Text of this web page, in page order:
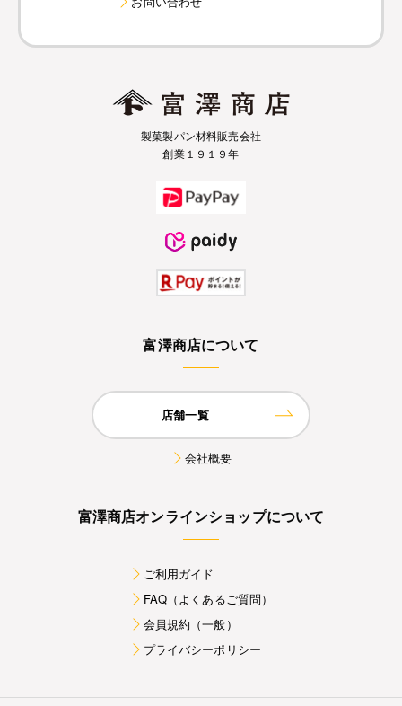
製菓製パン材料販売会社
創業１９１９年
富澤商店について
店舗一覧
会社概要
富澤商店オンラインショップについて
ご利用ガイド
FAQ（よくあるご質問）
会員規約（一般）
プライバシーポリシー